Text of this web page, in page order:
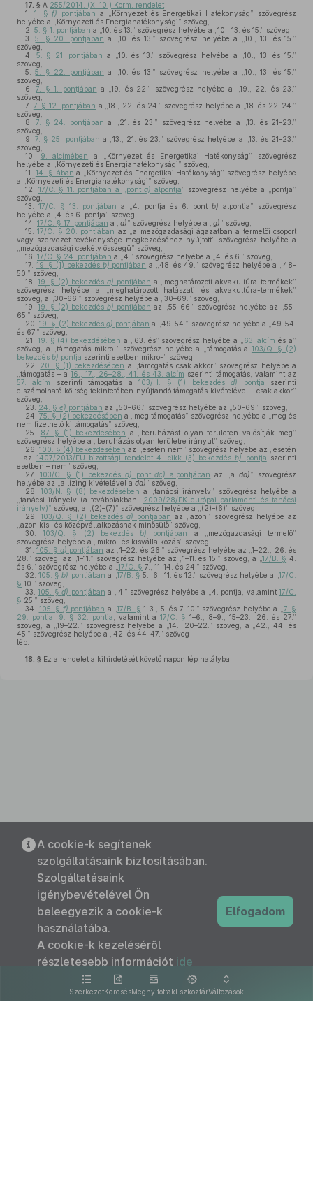
17. § A 255/2014. (X. 10.) Korm. rendelet
1.
1. §f) pontjában a „Környezet és Energetikai Hatékonyság” szövegrész
helyébe a „Környezeti és Energiahatékonysági” szöveg,
2. 5. § 1. pontjában a „10. és 13.” szövegrész helyébe a „10., 13. és 15.” szöveg,
3.
5. § 20. pontjában a „10. és 13.” szövegrész helyébe a „10., 13. és 15.”
szöveg,
4.
5. § 21. pontjában a „10. és 13.” szövegrész helyébe a „10., 13. és 15.”
szöveg,
5.
5. § 22. pontjában a „10. és 13.” szövegrész helyébe a „10., 13. és 15.”
szöveg,
6.
7. § 1. pontjában a „19. és 22.” szövegrész helyébe a „19., 22. és 23.”
szöveg,
7. 7. § 12. pontjában a „18., 22. és 24.” szövegrész helyébe a „18. és 22–24.”
szöveg,
8.
7. § 24. pontjában a „21. és 23.” szövegrész helyébe a „13. és 21–23.”
szöveg,
9.
7. § 25. pontjában a „13., 21. és 23.” szövegrész helyébe a „13. és 21–23.”
szöveg,
10.
9. alcímében
a „Környezet és Energetikai Hatékonyság” szövegrész
helyébe a „Környezeti és Energiahatékonysági” szöveg,
11.
14. §-ában a „Környezet és Energetikai Hatékonyság” szövegrész helyébe
a „Környezeti és Energiahatékonysági” szöveg,
12.
17/C. § 11. pontjában a „ponta) alpontja” szövegrész helyébe a „pontja”
szöveg,
13.
17/C. § 13. pontjában a „4. pontja és 6. pont b) alpontja” szövegrész
helyébe a „4. és 6. pontja” szöveg,
14. 17/C. § 17. pontjában a „ d)” szövegrész helyébe a „ g)” szöveg,
15.
17/C. § 20. pontjában az „a mezőgazdasági ágazatban a termelői csoport
vagy szervezet tevékenysége megkezdéséhez nyújtott” szövegrész helyébe a
„mezőgazdasági csekély összegű” szöveg,
16. 17/C. § 24. pontjában a „4.” szövegrész helyébe a „4. és 6.” szöveg,
17. 19. § (1) bekezdés b) pontjában a „48. és 49.” szövegrész helyébe a „48–
50.” szöveg,
18.
19. § (2) bekezdés a) pontjában a „meghatározott akvakultúra-termékek”
szövegrész helyébe a „meghatározott halászati és akvakultúra-termékek”
szöveg, a „30–66.” szövegrész helyébe a „30–69.” szöveg,
19.
19. § (2) bekezdés b) pontjában az „55–66.” szövegrész helyébe az „55–
65.” szöveg,
20. 19. § (2) bekezdés g) pontjában a „49–54.” szövegrész helyébe a „49–54.
és 67.” szöveg,
21.
19. § (4) bekezdésében a „63. és” szövegrész helyébe a „ 63. alcím és a”
szöveg, a „támogatás mikro-” szövegrész helyébe a „támogatás a 103/Q. § (2)
bekezdés b) pontja szerinti esetben mikro-” szöveg,
22.
20. § (1) bekezdésében a „támogatás csak akkor” szövegrész helyébe a
„támogatás – a16., 17., 26–28., 41. és 43. alcím szerinti támogatás, valamint az
57. alcím
szerinti támogatás a103/H. § (1) bekezdésd) pontja szerinti
elszámolható költség tekintetében nyújtandó támogatás kivételével – csak akkor”
szöveg,
23.
24. § e) pontjában az „50–66.” szövegrész helyébe az „50–69.” szöveg,
24. 75. § (2) bekezdésében a „meg támogatás” szövegrész helyébe a „meg és
nem fizethető ki támogatás” szöveg,
25.
87. § (1) bekezdésében a „beruházást olyan területen valósítják meg”
szövegrész helyébe a „beruházás olyan területre irányul” szöveg,
26. 100. § (4) bekezdésében az „esetén nem” szövegrész helyébe az „esetén
– az 1407/2013/EU bizottsági rendelet 4. cikk (3) bekezdésb) pontja szerinti
esetben – nem” szöveg,
27.
103/C. § (1) bekezdés d) pontdc) alpontjában az „ada)” szövegrész
helyébe az „a lízing kivételével a da)” szöveg,
28.
103/N. § (8) bekezdésében a „tanácsi irányelv” szövegrész helyébe a
„tanácsi irányelv (a továbbiakban:
2009/28/EK európai parlamenti és tanácsi
irányelv)” szöveg, a „(2)–(7)” szövegrész helyébe a „(2)–(6)” szöveg,
29.
103/Q. § (2) bekezdés a) pontjában az „azon” szövegrész helyébe az
„azon kis- és középvállalkozásnak minősülő” szöveg,
30.
103/Q. § (2) bekezdésb) pontjában
a „mezőgazdasági termelő”
szövegrész helyébe a „mikro- és kisvállalkozás” szöveg,
31.
105. §a) pontjában az „1–22. és 26.” szövegrész helyébe az „1–22., 26. és
28.” szöveg, az „1–11.” szövegrész helyébe az „1–11. és 15.” szöveg, a „17/B. § 4.
és 6.” szövegrész helyébe a „ 17/C. § 7., 11–14. és 24.” szöveg,
32. 105. §b) pontjában a „ 17/B. § 5., 6., 11. és 12.” szövegrész helyébe a „ 17/C.
§ 10.” szöveg,
33.
105. §d) pontjában a „4.” szövegrész helyébe a „4. pontja, valamint17/C.
§ 25.” szöveg,
34.
105. § f) pontjában a „ 17/B. § 1–3., 5. és 7–10.” szövegrész helyébe a „ 7. §
29. pontja
9. § 32. pontja , valamint a 17/C. § 1–6., 8–9., 15–23., 26. és 27.”
szöveg, a „19–22.” szövegrész helyébe a „14., 20–22.” szöveg, a „42., 44. és
45.” szövegrész helyébe a „42. és 44–47.” szöveg
lép.
18. § Ez a rendelet a kihirdetését követő napon lép hatályba.
SzerkezetKeresésMegnyitottakEszköztárVáltozások
A cookie-k segítenek
szolgáltatásaink biztosításában.
Szolgáltatásaink
igénybevételével Ön
beleegyezik a cookie-k
használatába.
A cookie-k kezeléséről
részletesebb információt ide
kattintva olvashat.
Elfogadom